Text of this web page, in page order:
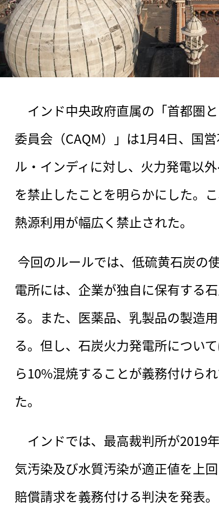
インド中央政府直属の「首都圏
委員会（CAQM）」は1月4日、国
ル・インディに対し、火力発電以
を禁止したことを明らかにした。
熱源利用が幅広く禁止された。
今回のルールでは、 低硫黄石炭の
電所には、企業が独自に保有する
る。また、医薬品、乳製品の製造
る。但し、石炭火力発電所につい
ら10%混焼することが義務付けら
た。
インドでは、最高裁判所が2019
気汚染及び水質汚染が適正値を上
賠償請求を義務付ける判決を発表